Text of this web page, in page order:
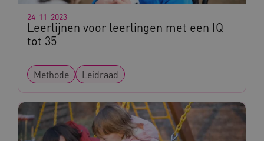
Leerlijnen voor leerlingen met een IQ
tot 35
24-11-2023
Methode Leidraad